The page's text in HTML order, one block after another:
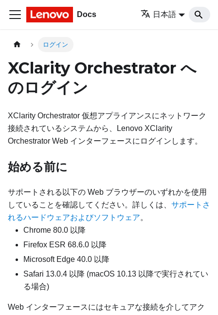
Docs 日本語
ログイン
XClarity Orchestrator へ
のログイン
XClarity Orchestrator 仮想アプライアンスにネットワーク
接続されているシステムから、
Lenovo XClarity
Orchestrator Web インターフェースにログインします。
始める前に
サポートされる以下の Web ブラウザーのいずれかを使用
していることを確認してください。詳しくは、 サポートさ
れるハードウェアおよびソフトウェア。
Chrome 80.0 以降
Firefox ESR 68.6.0 以降
Microsoft Edge 40.0 以降
Safari 13.0.4 以降 (macOS 10.13 以降で実行されてい
る場合)
Web インターフェースにはセキュアな接続を介してアク